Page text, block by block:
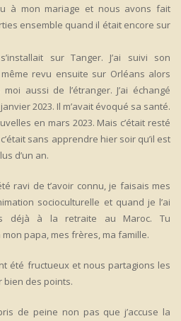
à mon mariage et nous avons fait
ensemble quand il était encore sur
sur Tanger. J’ai suivi son
même revu ensuite sur Orléans alors
aussi de l’étranger. J’ai échangé
2023. Il m’avait évoqué sa santé.
en mars 2023. Mais c’était resté
sans apprendre hier soir qu’il est
d’un an.
ravi de t’avoir connu, je faisais mes
socioculturelle et quand je l’ai
déjà à la retraite au Maroc. Tu
papa, mes frères, ma famille.
été fructueux et nous partagions les
bien des points.
de peine non pas que j’accuse la